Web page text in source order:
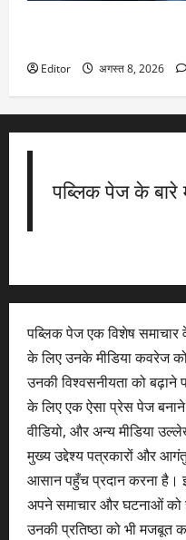
Editor अगस्त 8, 2026
पब्लिक पेज के बारे
पब्लिक पेज एक विशेष समाचार
के लिए उनके मीडिया कवरेज
उनकी विश्वसनीयता को बढ़ाने
के लिए एक ऐसा प्रेस पेज
वीडियो, और अन्य मीडिया
मुख्य उद्देश्य पत्रकारों और
आसान पहुँच प्रदान करना है।
अपने समाचार और घटनाओं को
उनकी प्रतिष्ठा को भी मजबूत